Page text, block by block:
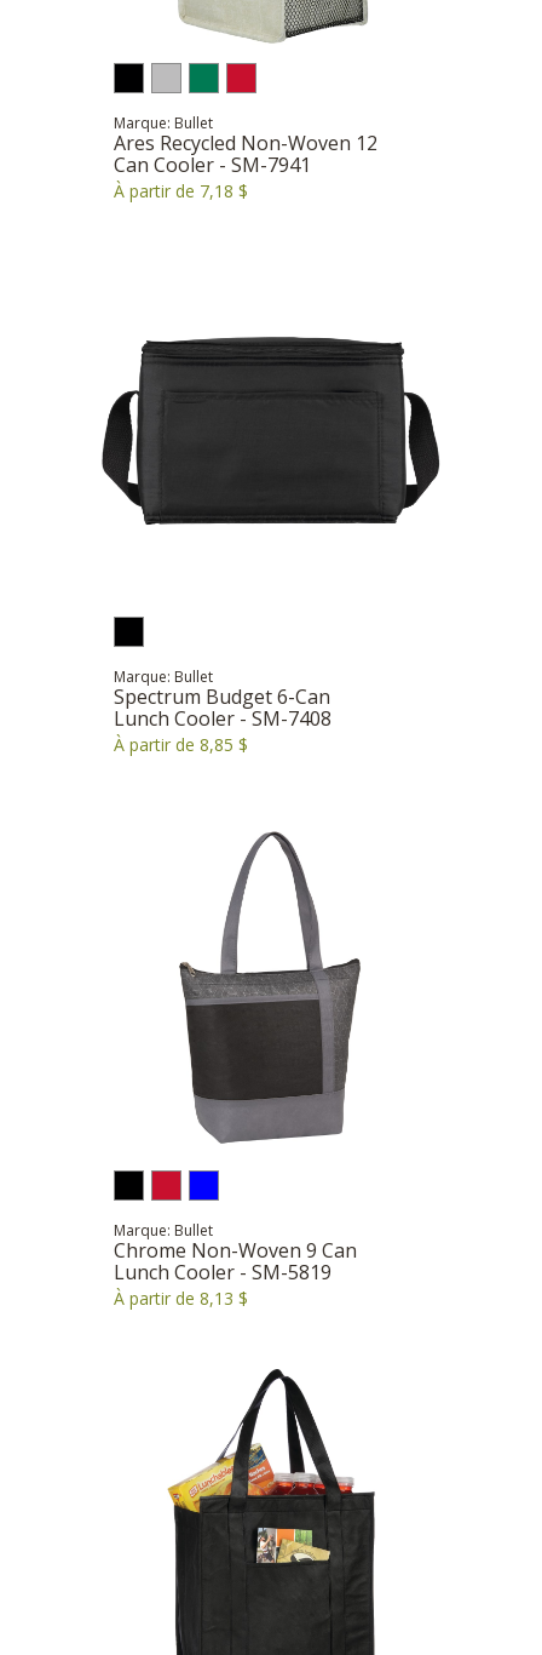
Marque: Bullet
Ares Recycled Non-Woven 12
Can Cooler - SM-7941
À partir de 7,18 $
Marque: Bullet
Spectrum Budget 6-Can
Lunch Cooler - SM-7408
À partir de 8,85 $
Marque: Bullet
Chrome Non-Woven 9 Can
Lunch Cooler - SM-5819
À partir de 8,13 $